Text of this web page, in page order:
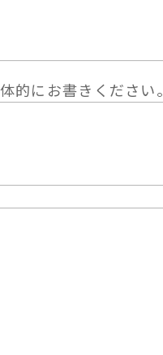
的にお書きください。